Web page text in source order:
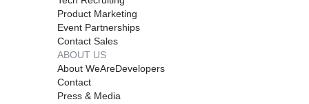
Product Marketing
Event Partnerships
Contact Sales
ABOUT US
About WeAreDevelopers
Contact
Press & Media